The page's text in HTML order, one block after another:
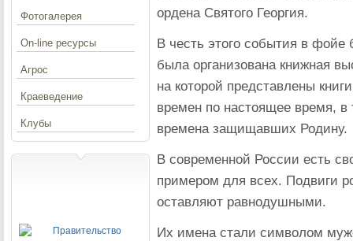
ордена Святого Георгия.
В честь этого события в фойе
была организована книжная
на которой представлены
времен по настоящее время,
времена защищавших Родину.
В современной России есть
примером для всех. Подвиги
оставляют равнодушными.
Их имена стали символом
Фотогалерея
On-line ресурсы
Агрос
Краеведение
Клубы